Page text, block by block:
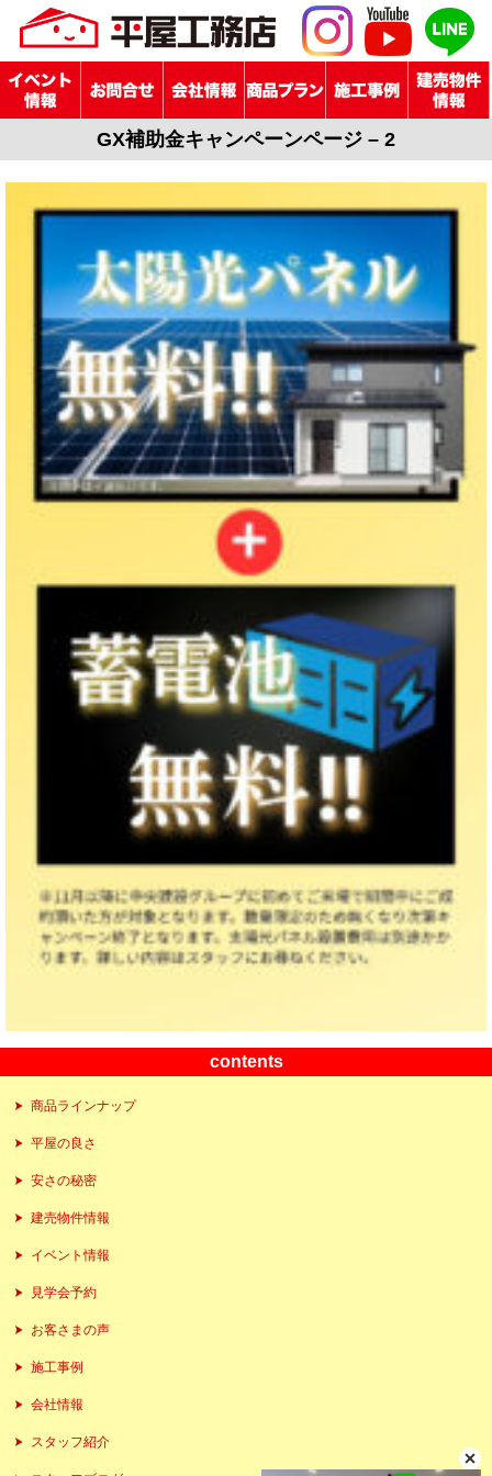
GX補助金キャンペーンページ – 2
contents
商品ラインナップ
平屋の良さ
安さの秘密
建売物件情報
イベント情報
見学会予約
お客さまの声
施工事例
会社情報
スタッフ紹介